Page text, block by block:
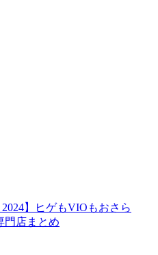
】ヒゲもVIOもおさら
門店まとめ